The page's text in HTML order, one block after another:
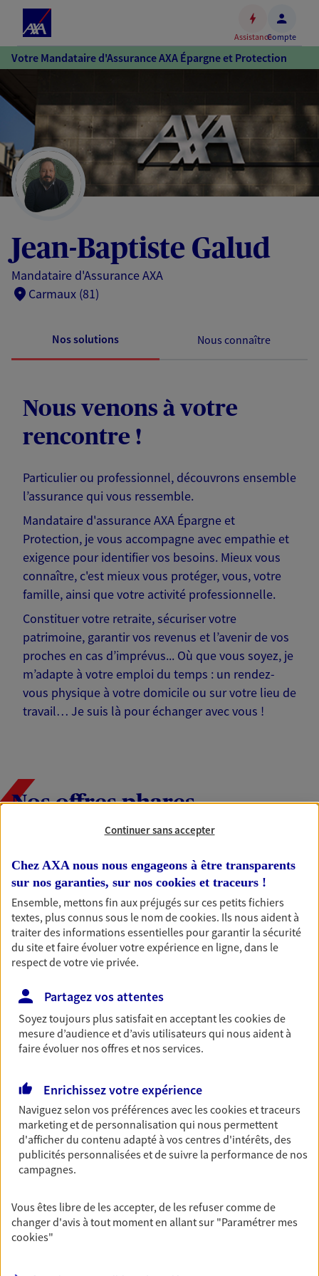
Accéder
au
Accéder
au
pied
de
page
AssistanceCompte
Votre Mandataire d'Assurance AXA Épargne et Protection
Jean-Baptiste Galud
Mandataire d'Assurance AXA
Carmaux (81)
Nos solutions Nous connaître
Nous venons à votre
rencontre !
Particulier ou professionnel, découvrons ensemble
l’assurance qui vous ressemble.
Mandataire d'assurance AXA Épargne et
Protection, je vous accompagne avec empathie et
exigence pour identifier vos besoins. Mieux vous
connaître, c'est mieux vous protéger, vous, votre
famille, ainsi que votre activité professionnelle.
Constituer votre retraite, sécuriser votre
patrimoine, garantir vos revenus et l’avenir de vos
proches en cas d’imprévus... Où que vous soyez, je
m’adapte à votre emploi du temps : un rendez-
vous physique à votre domicile ou sur votre lieu de
travail… Je suis là pour échanger avec vous !
Nos offres phares
Épargne
Réalisez vos projets grâce à votre épargne : achat
immobilier, études des enfants ou voyage autour
du monde… Épargnez à votre rythme et
simplement, selon votre profil.
Préparez sereinement ce nouveau chapitre de
votre vie avec les conseils d'un expert. Découvrez
notre solution PER (Plan Epargne Retraite)
spécialement conçue pour la retraite.
Santé
Couvrez vos dépenses de santé ainsi que celles de
votre famille avec la complémentaire santé qui
vous ressemble.
Prévoyance
Pour un avenir serein, assurez-vous avec notre
contrat prévoyance. Préservez vos proches en cas
d'accident ou de maladie en optant pour les
garanties incapacité temporaire totale de travail,
Continuer sans accepter
Chez AXA nous nous engageons à être transparents
sur nos garanties, sur nos cookies et traceurs !
Ensemble, mettons fin aux préjugés sur ces petits fichiers
textes, plus connus sous le nom decookies. Ils nous aident à
traiter des informations essentielles pour garantir la sécurité
du site et faire évoluer votre expérience en ligne, dans le
respect de votre vie privée.
Partagez vos attentes
Soyez toujours plus satisfait en acceptant lescookiesde
mesure d’audience et d’avis utilisateurs qui nous aident à
faire évoluer nos offres et nos services.
Enrichissez votre expérience
Naviguez selon vos préférences avec lescookies et traceurs
marketing et de personnalisation qui nous permettent
d'afficher du contenu adapté à vos centres d'intérêts, des
publicités personnalisées et de suivre la performance de nos
campagnes.
Vous êtes libre de les accepter, de les refuser comme de
changer d'avis à tout moment en allant sur "Paramétrer mes
cookies"